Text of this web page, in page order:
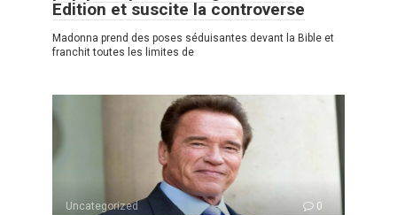
Edition et suscite la controverse
Madonna prend des poses séduisantes devant la Bible et
franchit toutes les limites de
Uncategorized 0